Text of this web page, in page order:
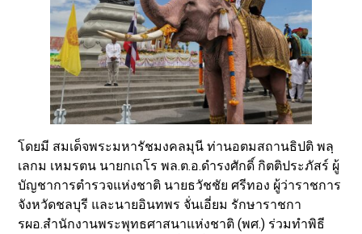
โดยมี สมเด็จพระมหารัชมงคลมุนี ท่านอตมสถานธิปติ พลฺ
เลกม เหมรตน นายกเถโร พล.ต.อ.ดำรงศักดิ์ กิตติประภัสร์ ผู้
บัญชาการตำรวจแห่งชาติ นายธวัชชัย ศรีทอง ผู้ว่าราชการ
จังหวัดชลบุรี และนายอินทพร จั่นเอี่ยม รักษาราชกา
รผอ.สำนักงานพระพุทธศาสนาแห่งชาติ (พศ.) ร่วมทำพิธี